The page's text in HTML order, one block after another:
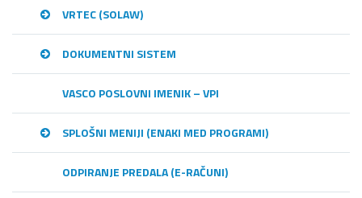
VRTEC (SOLAW)
DOKUMENTNI SISTEM
VASCO POSLOVNI IMENIK – VPI
SPLOŠNI MENIJI (ENAKI MED PROGRAMI)
ODPIRANJE PREDALA (E-RAČUNI)